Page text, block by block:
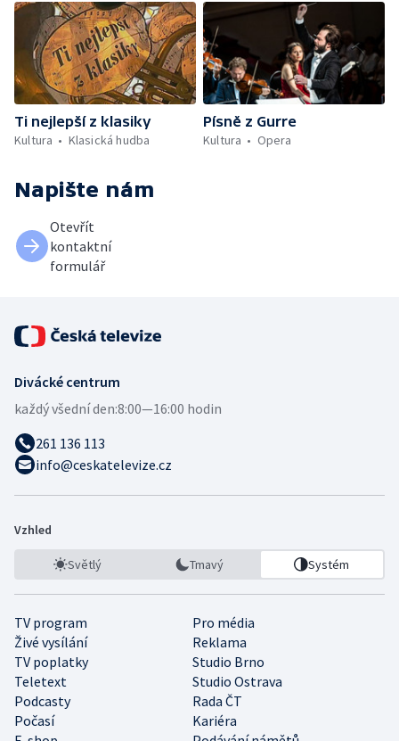
Ti nejlepší z klasiky
Kultura
Klasická hudba
Písně z Gurre
Kultura
Opera
Napište nám
Otevřít
kontaktní
formulář
Divácké centrum
každý všední den:8:00—16:00 hodin
261 136 113
info@ceskatelevize.cz
Vzhled
Světlý Tmavý Systém
TV program
Pro média
Živé vysílání
Reklama
TV poplatky
Studio Brno
Teletext
Studio Ostrava
Podcasty
Rada ČT
Počasí
Kariéra